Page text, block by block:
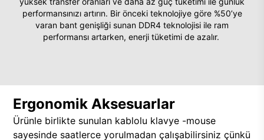
performansınızı artırın. Bir önceki teknolojiye göre %50’ye
varan bant genişliği sunan DDR4 teknolojisi ile ram
performansı artarken, enerji tüketimi de azalır.
Ergonomik Aksesuarlar
Ürünle birlikte sunulan kablolu klavye -mouse
sayesinde saatlerce yorulmadan çalışabilirsiniz çünkü